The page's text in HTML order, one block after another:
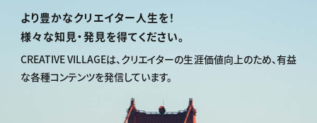
より豊かなクリエイター人生を！
様々な知見・発見を得てください。
CREATIVE VILLAGEは、クリエイターの生涯価値向上のため、有益
な各種コンテンツを発信しています。